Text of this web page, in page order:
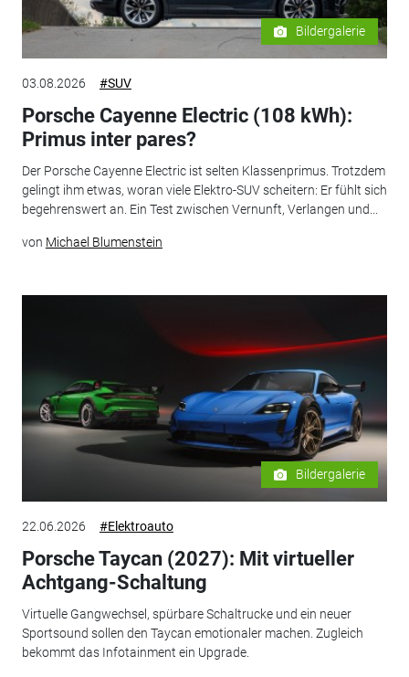
Bildergalerie
03.08.2026 #SUV
Porsche Cayenne Electric (108 kWh):
Primus inter pares?
Der Porsche Cayenne Electric ist selten Klassenprimus. Trotzdem
gelingt ihm etwas, woran viele Elektro-SUV scheitern: Er fühlt sich
begehrenswert an. Ein Test zwischen Vernunft, Verlangen und...
von Michael Blumenstein
Bildergalerie
22.06.2026 #Elektroauto
Porsche Taycan (2027): Mit virtueller
Achtgang-Schaltung
Virtuelle Gangwechsel, spürbare Schaltrucke und ein neuer
Sportsound sollen den Taycan emotionaler machen. Zugleich
bekommt das Infotainment ein Upgrade.